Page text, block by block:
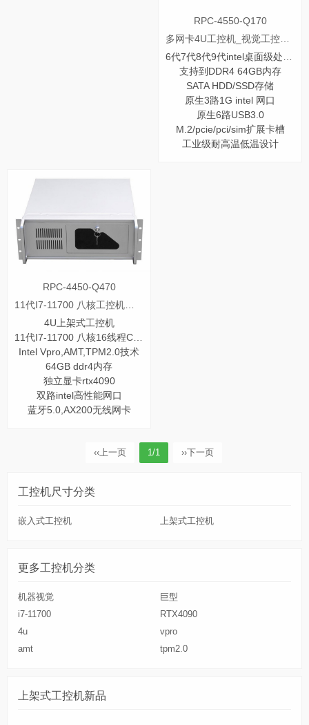
RPC-4550-Q170
支持到DDR4 64GB内存
SATA HDD/SSD存储
原生3路1G intel 网口
原生6路USB3.0
M.2/pcie/pci/sim扩展卡槽
工业级耐高温低温设计
RPC-4450-Q470
4U上架式工控机
11代I7-11700 八核16线程CPU
Intel Vpro,AMT,TPM2.0技术
64GB ddr4内存
独立显卡rtx4090
双路intel高性能网口
蓝牙5.0,AX200无线网卡
‹‹上一页 1/1 ››下一页
工控机尺寸分类
嵌入式工控机 上架式工控机
更多工控机分类
机器视觉
巨型
i7-11700
RTX4090
4u
vpro
amt
tpm2.0
上架式工控机新品